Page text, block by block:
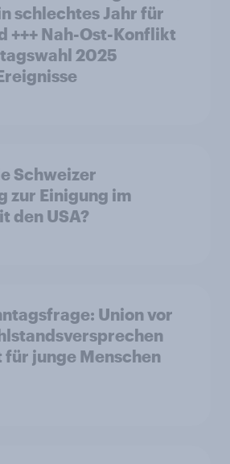
schlechtes Jahr für
+++ Nah-Ost-Konflikt
2025
Schweizer
zur Einigung im
den USA?
Union vor
junge Menschen